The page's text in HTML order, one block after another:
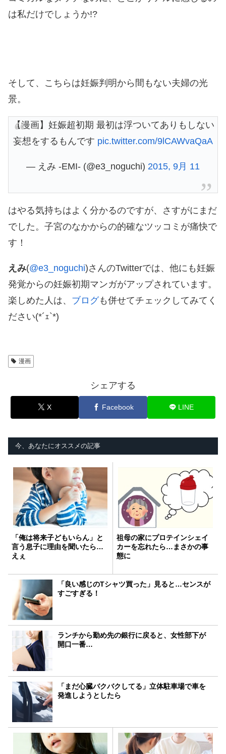
は私だけでしょうか!?
そして、こちらは妊娠判明から間もない夫婦の光
景。
【漫画】妊娠超初期 最初は浮ついてありもしない
妄想をするもんです pic.twitter.com/9lCAWvaQaA
— えみ -EMI- (@e3_noguchi) 2015, 9月 11
はやる気持ちはよく分かるのですが、さすがにまだ
でした。子宮のなかからの的確なツッコミが痛快で
す！
えみ(@e3_noguchi)さんのTwitterでは、他にも妊娠
発覚からの妊娠初期マンガがアップされています。
楽しめた人は、 ブログも併せてチェックしてみてく
ださい(*´ｪ`*)
漫画
シェアする
X Facebook LINE
今、あなたにオススメの記事
「俺は将来子どもいらん」と
言う息子に理由を聞いたら…
えぇ
祖母の家にプロテインシェイ
カーを忘れたら…まさかの事
態に
「良い感じのTシャツ買った」見ると…センスが
すごすぎる！
ランチから勤め先の銀行に戻ると、女性部下が
開口一番…
「まだ心臓バクバクしてる」立体駐車場で車を
発進しようとしたら